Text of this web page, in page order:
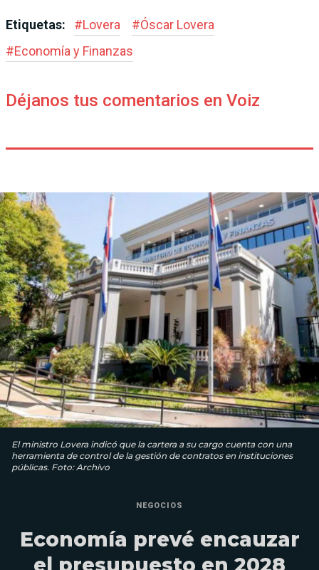
Etiquetas: #Lovera #Óscar Lovera
#Economía y Finanzas
Déjanos tus comentarios en Voiz
El ministro Lovera indicó que la cartera a su cargo cuenta con una
herramienta de control de la gestión de contratos en instituciones
públicas. Foto: Archivo
NEGOCIOS
Economía prevé encauzar